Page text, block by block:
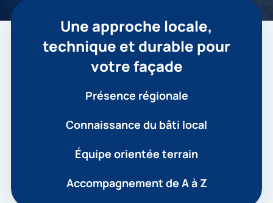
Une approche locale,
technique et durable pour
votre façade
Présence régionale
Connaissance du bâti local
Équipe orientée terrain
Accompagnement de A à Z